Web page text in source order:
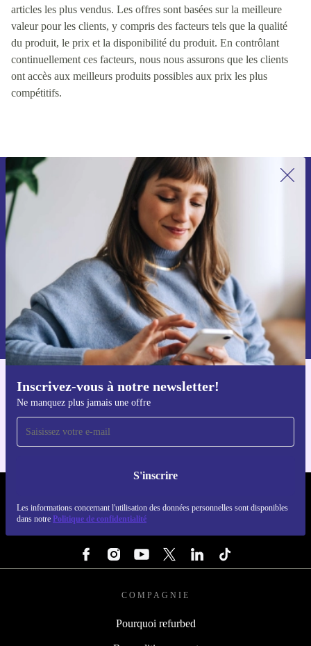
articles les plus vendus. Les offres sont basées sur la meilleure
valeur pour les clients, y compris des facteurs tels que la qualité
du produit, le prix et la disponibilité du produit. En contrôlant
continuellement ces facteurs, nous nous assurons que les clients
ont accès aux meilleurs produits possibles aux prix les plus
compétitifs.
Inscrivez-vous à notre newsletter!
Ne manquez plus jamais une offre
S'inscrire
Les informations concernant l'utilisation des données personnelles sont disponibles
dans notre Politique de confidentialité
Recevoir offres et infos de refurbed
par mail
Ne manquez plus aucune offre.
S'inscrire
Retrouvez les informations sur l'utilisation des données personnelles
dans notre
politique de confidentialité.
Téléchargez l'application refurbed
Pour iOS et Android
COMPAGNIE
Pourquoi refurbed